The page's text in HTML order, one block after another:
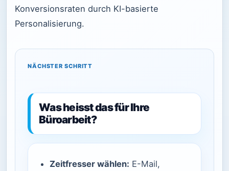
Konversionsraten durch KI-basierte
Personalisierung.
NÄCHSTER SCHRITT
Was heisst das für Ihre
Büroarbeit?
Zeitfresser wählen: E-Mail,